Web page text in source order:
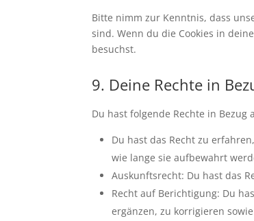
Bitte nimm zur Kenntnis, dass
sind. Wenn du die Cookies in
besuchst.
9. Deine Rechte in
Du hast folgende Rechte in
Du hast das Recht zu
wie lange sie aufbewahrt
Auskunftsrecht: Du hast das
Recht auf Berichtigung: Du
ergänzen, zu korrigieren